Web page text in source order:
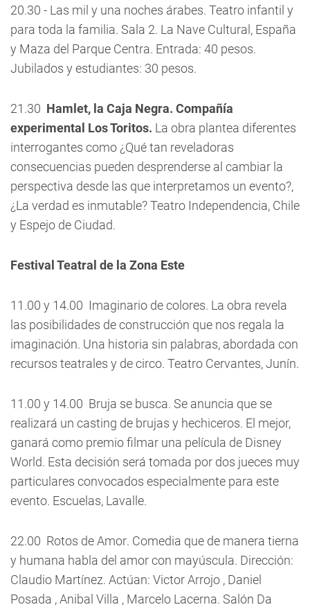
20.30 - Las mil y una noches árabes. Teatro infantil y
para toda la familia. Sala 2. La Nave Cultural, España
y Maza del Parque Centra. Entrada: 40 pesos.
Jubilados y estudiantes: 30 pesos.
21.30  Hamlet, la Caja Negra. Compañía
experimental Los Toritos. La obra plantea diferentes
interrogantes como ¿Qué tan reveladoras
consecuencias pueden desprenderse al cambiar la
perspectiva desde las que interpretamos un evento?,
¿La verdad es inmutable? Teatro Independencia, Chile
y Espejo de Ciudad.
Festival Teatral de la Zona Este
11.00 y 14.00  Imaginario de colores. La obra revela
las posibilidades de construcción que nos regala la
imaginación. Una historia sin palabras, abordada con
recursos teatrales y de circo. Teatro Cervantes, Junín.
11.00 y 14.00  Bruja se busca. Se anuncia que se
realizará un casting de brujas y hechiceros. El mejor,
ganará como premio filmar una película de Disney
World. Esta decisión será tomada por dos jueces muy
particulares convocados especialmente para este
evento. Escuelas, Lavalle.
22.00  Rotos de Amor. Comedia que de manera tierna
y humana habla del amor con mayúscula. Dirección:
Claudio Martínez. Actúan: Victor Arrojo , Daniel
Posada , Anibal Villa , Marcelo Lacerna. Salón Da